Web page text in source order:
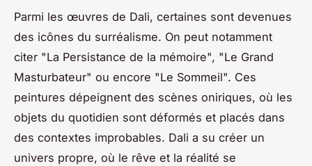
Parmi les œuvres de Dali, certaines sont devenues
des icônes du surréalisme. On peut notamment
citer "La Persistance de la mémoire", "Le Grand
Masturbateur" ou encore "Le Sommeil". Ces
peintures dépeignent des scènes oniriques, où les
objets du quotidien sont déformés et placés dans
des contextes improbables. Dali a su créer un
univers propre, où le rêve et la réalité se